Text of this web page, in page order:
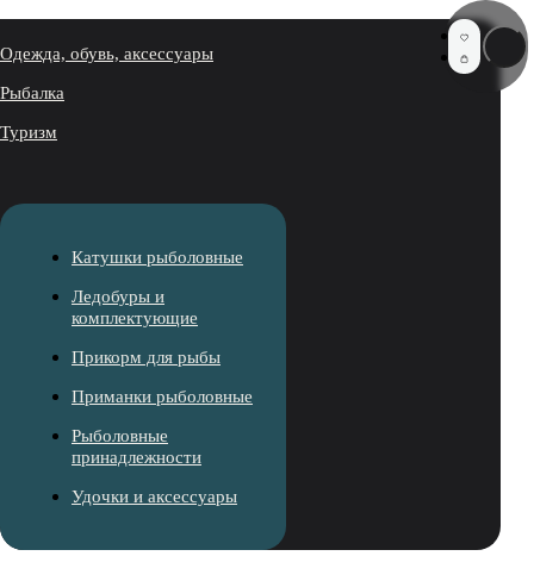
Одежда, обувь, аксессуары
Рыбалка
Туризм
Катушки рыболовные
Ледобуры и
комплектующие
Прикорм для рыбы
Приманки рыболовные
Рыболовные
принадлежности
Удочки и аксессуары